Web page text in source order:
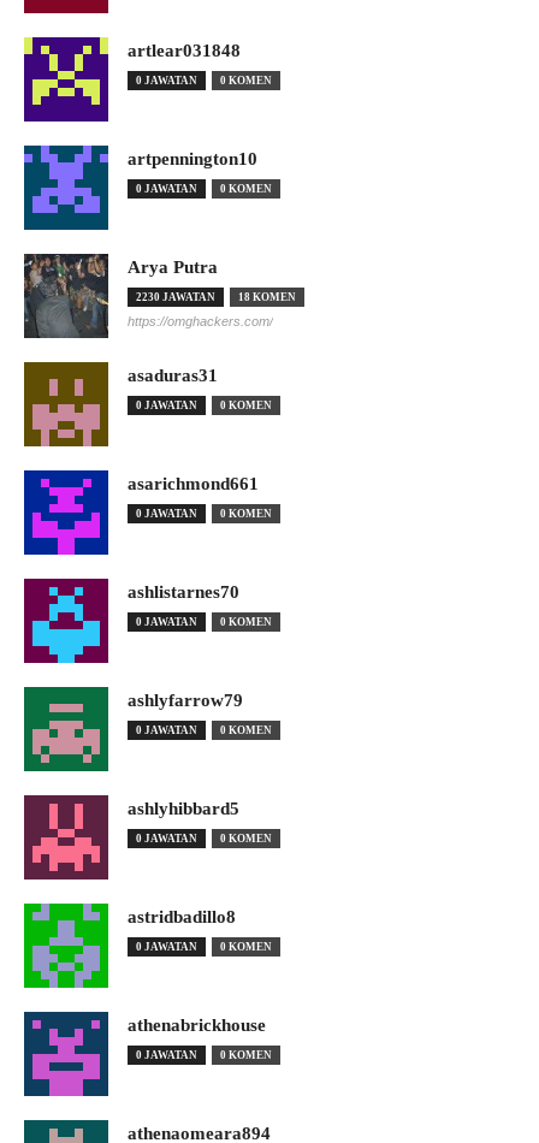
artlear031848
0 JAWATAN 0 KOMEN
artpennington10
0 JAWATAN 0 KOMEN
Arya Putra
2230 JAWATAN 18 KOMEN
https://omghackers.com/
asaduras31
0 JAWATAN 0 KOMEN
asarichmond661
0 JAWATAN 0 KOMEN
ashlistarnes70
0 JAWATAN 0 KOMEN
ashlyfarrow79
0 JAWATAN 0 KOMEN
ashlyhibbard5
0 JAWATAN 0 KOMEN
astridbadillo8
0 JAWATAN 0 KOMEN
athenabrickhouse
0 JAWATAN 0 KOMEN
athenaomeara894